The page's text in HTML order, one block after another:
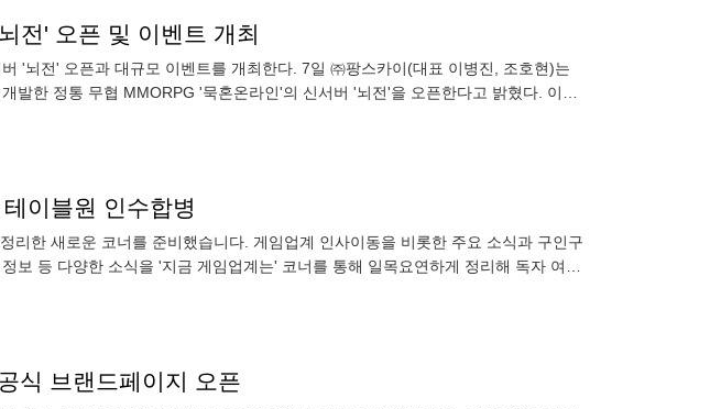
전' 오픈 및 이벤트 개최
'뇌전' 오픈과 대규모 이벤트를 개최한다. 7일 ㈜팡스카이(대표 이병진, 조호현)는
발한 정통 무협 MMORPG '묵혼온라인'의 신서버 '뇌전'을 오픈한다고 밝혔다. 이번
이블원 인수합병
리한 새로운 코너를 준비했습니다. 게임업계 인사이동을 비롯한 주요 소식과 구인구
보 등 다양한 소식을 '지금 게임업계는' 코너를 통해 일목요연하게 정리해 독자 여러
식 브랜드페이지 오픈